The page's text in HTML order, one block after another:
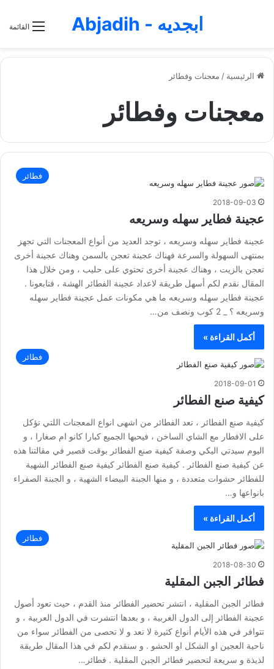
القائمة ابجديه - Abjadih
الرئيسية / معجنات وفطائر
معجنات وفطائر
فطائر
2018-09-03
عجينة فطاير سهله وسريعه
عجينة فطاير سهله وسريعه ، توجد العديد من أنواع المعجنات التي تجهز
بمنتهى السهولة والسرعة فهناك عجينة تعجن بالسمن وهناك عجينة أخرى
تعجن بالزيت ، وهناك عجينة أخرى تحتوي على حليب ، ومن خلال هذا
المقال نقدم لكم أسهل طريقة لاعداد عجينة الفطائر الهشة ، فتابعونا .
عجينة فطاير سهله وسريعه ما هي مكونات عمل عجينة فطاير سهله
وسريعه ؟ _ 2 كوب ونصف من…
أكمل القراءة »
فطائر
2018-09-01
كيفية صنع الفطائر
كيفية صنع الفطائر ، تعد الفطائر من اشهى انواع المعجنات اللتي تؤكل
على الافطار مع الشاي الساخن ، فيحبها الجميع كبارا كانو ام صغارا ، و
اليوم سيدتي اليكي وصفة كيفية صنع الفطائر بوقت قصير في مقالتنا هذه
عن كيفية صنع الفطائر . كيفية صنع الفطائر كيفية صنع الفطائر الشهية
للفطائر حشوات متعددة ، و منها الجبنة البيضاء الشهية ، و الجبنة الصفراء
بانواعها و…
أكمل القراءة »
فطائر
2018-08-30
فطائر الجبن المقلية
فطائر الجبن المقلية ، انتشر تحضير الفطائر منذ القدم ، حيث تعود أصول
عجينة الفطائر إلى الدول الغربية ، و بعدها انتشرت في الدول العربية ، و
تتوافر في هذه الأيام أنواع كثيرة لا تعد و لا تحصى من الفطائر سواء من
ناحية العجين او الشكل او الحشو . و سنقدم لكم في هذا المقال طريقة
لذيذة و سريعة لتحضير فطائر الجبن المقلية . فطائر…